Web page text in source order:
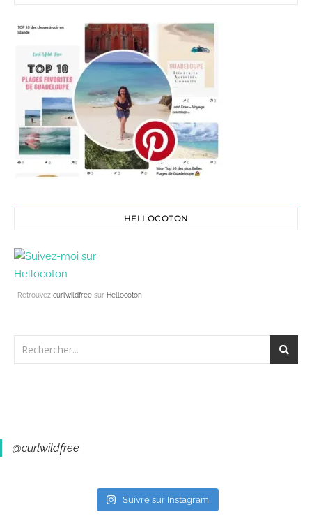
HELLOCOTON
Retrouvez curlwildfree sur Hellocoton
@curlwildfree
Suivre sur Instagram